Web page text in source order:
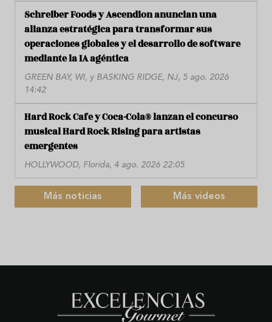
Schreiber Foods y Ascendion anuncian una
alianza estratégica para transformar sus
operaciones globales y el desarrollo de software
mediante la IA agéntica
GREEN BAY, WI, y BASKING RIDGE, NJ, 5 ago. 2026
14:42
Hard Rock Cafe y Coca-Cola® lanzan el concurso
musical Hard Rock Rising para artistas
emergentes
HOLLYWOOD, Florida, 4 ago. 2026 22:05
Más noticias Más videos